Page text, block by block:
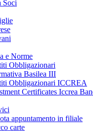
Soci
e Norme
Obbligazionari
Basilea III
Obbligazionari ICCREA
Certificates Iccrea
appuntamento in filiale
carte